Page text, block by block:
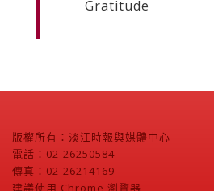
Gratitude
版權所有：淡江時報與媒體中心
電話：02-26250584
傳真：02-26214169
建議使用 Chrome 瀏覽器